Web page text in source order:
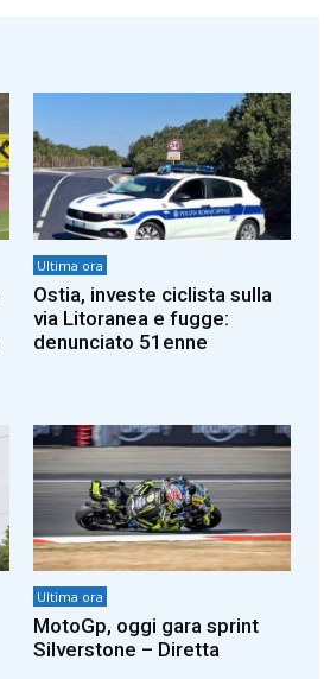
Ultima ora
Ostia, investe ciclista sulla
via Litoranea e fugge:
denunciato 51enne
Ultima ora
MotoGp, oggi gara sprint
Silverstone – Diretta